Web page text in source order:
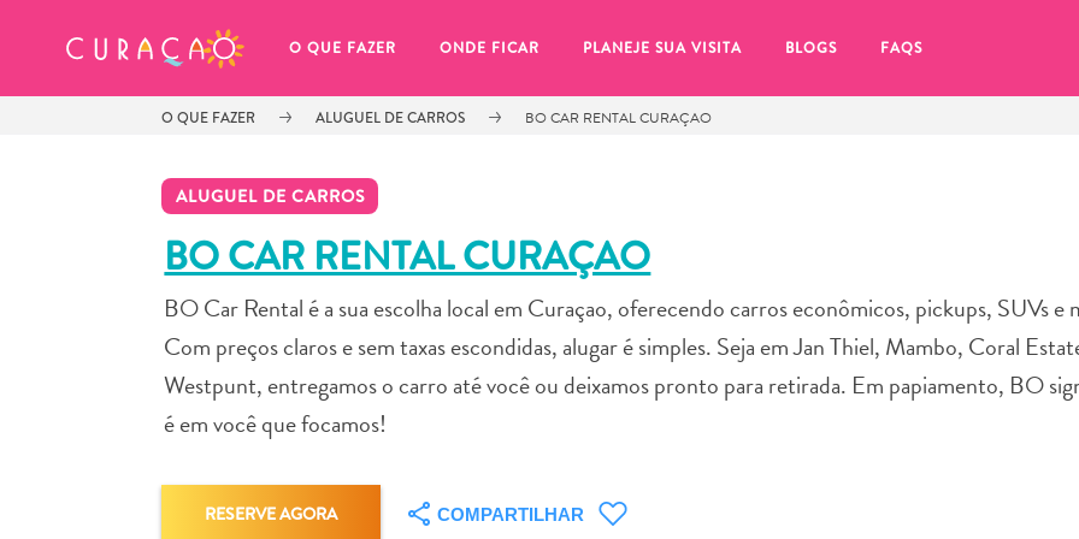
O QUE FAZER ONDE FICAR PLANEJE SUA VISITA BLOGS FAQS
O QUE FAZER ALUGUEL DE CARROS BO CAR RENTAL CURAÇAO
ALUGUEL DE CARROS
BO CAR RENTAL CURAÇAO
BO Car Rental é a sua escolha local em Curaçao, oferecendo carros econômicos, pickups, SUVs e
Com preços claros e sem taxas escondidas, alugar é simples. Seja em Jan Thiel, Mambo, Coral
Westpunt, entregamos o carro até você ou deixamos pronto para retirada. Em papiamento, BO
é em você que focamos!
RESERVE AGORA COMPARTILHAR
MEUS FAVORITOS
Você ainda não salvou nenhum
Sempre que você quiser salvar algo para mais tarde, certifique-se de clicar no